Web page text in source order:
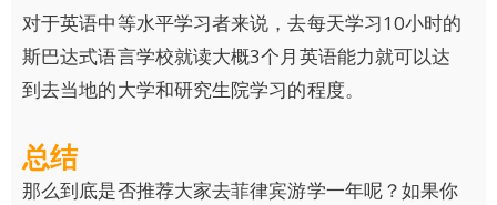
对于英语中等水平学习者来说，去每天学习10小时的
斯巴达式语言学校就读大概3个月英语能力就可以达
到去当地的大学和研究生院学习的程度。
总结
那么到底是否推荐大家去菲律宾游学一年呢？如果你